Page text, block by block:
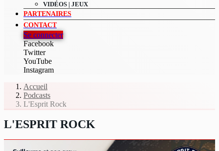
VIDÉOS | JEUX
PARTENAIRES
CONTACT
Se connecter
Facebook
Twitter
YouTube
Instagram
Accueil
Podcasts
L'Esprit Rock
L'ESPRIT ROCK